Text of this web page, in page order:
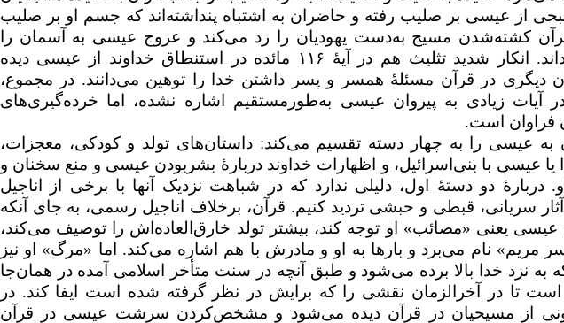
از عیسی بر صلیب رفته و حاضران به اشتباه پنداشته‌اند که جسم او بر صلیب
کشته‌شدن مسیح به‌دست یهودیان را رد می‌کند و عروج عیسی به آسمان را
انکار شدید تثلیث هم در آیهٔ ۱۱۶ مائده در استنطاق خداوند از عیسی دیده
دیگری در قرآن مسئلهٔ همسر و پسر داشتن خدا را توهین می‌دانند. در مجموع،
آیات زیادی به پیروان عیسی به‌طورمستقیم اشاره نشده، اما خرده‌گیری‌های
فراوان است.
به عیسی را به چهار دسته تقسیم می‌کند: داستان‌های تولد و کودکی، معجزات،
عیسی با بنی‌اسرائیل، و اظهارات خداوند دربارهٔ بشربودن عیسی و منع سخنان و
دربارهٔ دو دستۀ اول، دلیلی ندارد که در شباهت نزدیک آنها با برخی از اناجیل
سریانی، قبطی و حبشی تردید کنیم. قرآن، برخلاف اناجیل رسمی، به جای آنکه
عیسی یعنی «مصائب» او توجه کند، بیشتر تولد خارق‌العاده‌اش را توصیف می‌کند،
مریم» نام می‌برد و بارها به او و مادرش با هم اشاره می‌کند. اما «مرگ» او نیز
به نزد خدا بالا برده می‌شود و طبق آنچه در سنت متأخر اسلامی آمده در همان‌جا
تا در آخرالزمان نقشی را که برایش در نظر گرفته شده است ایفا کند. در
از مسیحیان در قرآن دیده می‌شود و مشخص‌کردن سرشت عیسی در قرآن